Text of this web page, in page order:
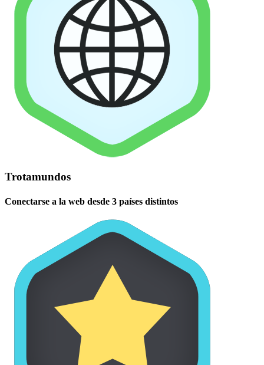
Trotamundos
Conectarse a la web desde 3 países distintos